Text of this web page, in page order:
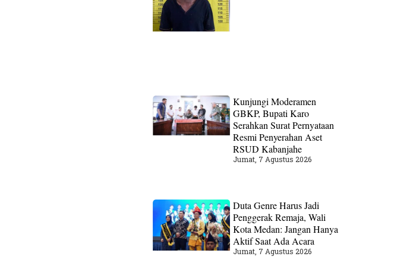
Kunjungi Moderamen
GBKP, Bupati Karo
Serahkan Surat Pernyataan
Resmi Penyerahan Aset
RSUD Kabanjahe
Jumat, 7 Agustus 2026
Duta Genre Harus Jadi
Penggerak Remaja, Wali
Kota Medan: Jangan Hanya
Aktif Saat Ada Acara
Jumat, 7 Agustus 2026